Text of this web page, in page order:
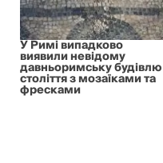
У Римі випадково
виявили невідому
давньоримську
століття з мозаїками та
фресками